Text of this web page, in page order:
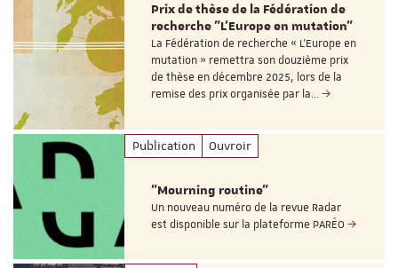
Prix de thèse de la Fédération de
recherche "L’Europe en mutation"
La Fédération de recherche « L’Europe en
mutation » remettra son douzième prix
de thèse en décembre 2025, lors de la
remise des prix organisée par la…
Publication Ouvroir
"Mourning routine"
Un nouveau numéro de la revue Radar
est disponible sur la plateforme PARÉO